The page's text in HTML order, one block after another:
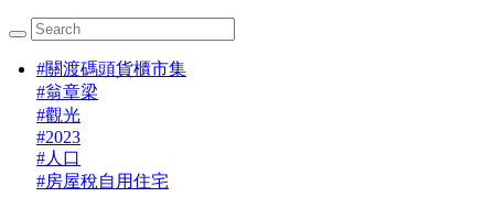
#關渡碼頭貨櫃市集
#翁章梁
#觀光
#2023
#人口
#房屋稅自用住宅